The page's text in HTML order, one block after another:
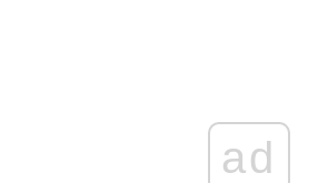
ad